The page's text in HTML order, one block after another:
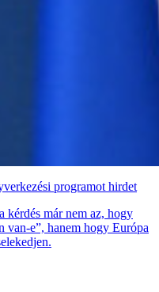
programot hirdet
kérdés már nem az, hogy
van-e”, hanem hogy Európa